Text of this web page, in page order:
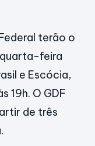
terão o
feira
e Escócia,
19h. O GDF
de três